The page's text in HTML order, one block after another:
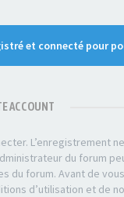
et connecté pour
ACCOUNT
L’enregistrement
du forum
du forum. Avant de
d’utilisation et de